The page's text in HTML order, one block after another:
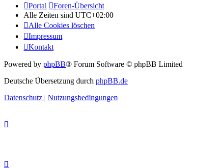
Portal
Foren-Übersicht
Alle Zeiten sind UTC+02:00
Alle Cookies löschen
Impressum
Kontakt
Powered by phpBB® Forum Software © phpBB Limited
Deutsche Übersetzung durch phpBB.de
Datenschutz | Nutzungsbedingungen